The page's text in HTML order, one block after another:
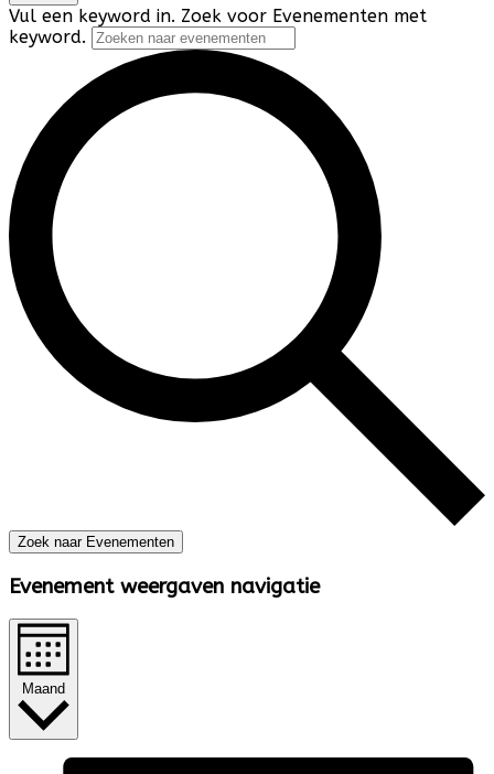
Vul een keyword in. Zoek voor Evenementen met
keyword.
Zoek naar Evenementen
Evenement weergaven navigatie
Maand